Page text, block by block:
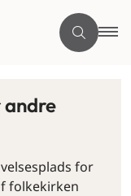
for
folkekirken